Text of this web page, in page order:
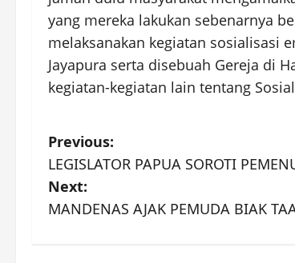
yang mereka lakukan sebenarnya
melaksanakan kegiatan sosialisasi
Jayapura serta disebuah Gereja di
kegiatan-kegiatan lain tentang
P
o
s
Previous:
LEGISLATOR PAPUA SOROTI
Next:
MANDENAS AJAK PEMUDA BIAK